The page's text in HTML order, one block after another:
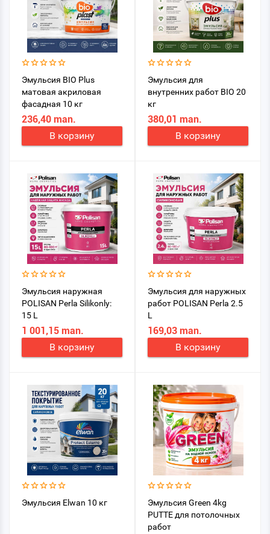
Эмульсия BIO Plus
матовая акриловая
фасадная 10 кг
236,40 man.
В корзину
Эмульсия для
внутренних работ BIO 20
кг
380,01 man.
В корзину
Эмульсия наружная
POLISAN Perla Silikonly:
15 L
1 001,15 man.
В корзину
Эмульсия для наружных
работ POLISAN Perla 2.5
L
169,03 man.
В корзину
Эмульсия Elwan 10 кг
Эмульсия Green 4kg
PUTTE для потолочных
работ